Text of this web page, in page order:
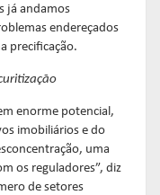
já andamos
endereçados
precificação.
enorme potencial,
imobiliários e do
uma
os reguladores”, diz
de setores